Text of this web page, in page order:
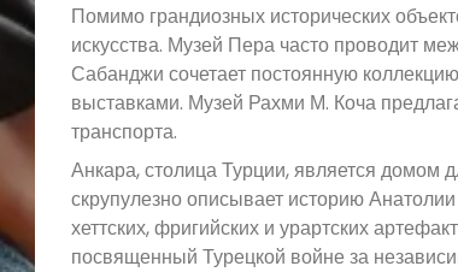
Помимо грандиозных исторических
искусства. Музей Пера часто проводит
Сабанджи сочетает постоянную
выставками. Музей Рахми М. Коча
транспорта.
Анкара, столица Турции, является домом
скрупулезно описывает историю
хеттских, фригийских и урартских
посвященный Турецкой войне за